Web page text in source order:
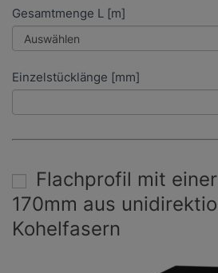
Gesamtmenge L [m]
Einzelstücklänge [mm]
Flachprofil mit
170mm aus
Kohelfasern